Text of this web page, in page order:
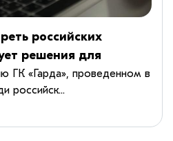
российских
решения для
ГК «Гарда», проведенном в
российск...